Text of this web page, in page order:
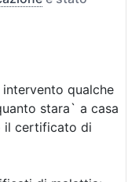
qualche
stara` a casa
il certificato di